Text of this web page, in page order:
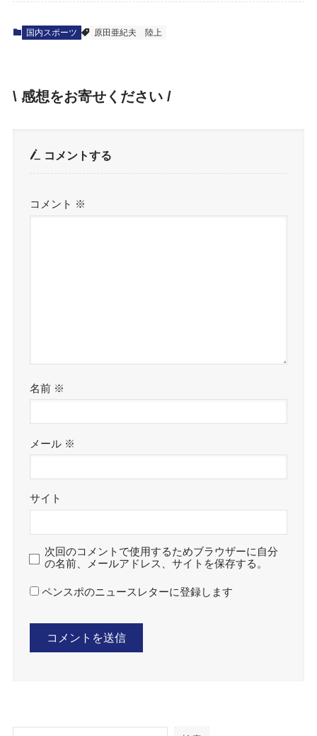
国内スポーツ 原田亜紀夫 陸上
\ 感想をお寄せください /
コメントする
コメント ※
名前 ※
メール ※
サイト
次回のコメントで使用するためブラウザーに自分
の名前、メールアドレス、サイトを保存する。
ペンスポのニュースレターに登録します